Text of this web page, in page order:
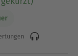
natürlich auch
für Dich